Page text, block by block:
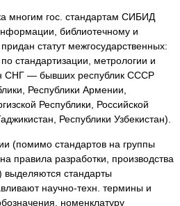
многим гос. стандартам СИБИД
библиотечному и
статут межгосударственных:
стандартизации, метрологии и
СНГ — бывших республик СССР
Республики Армении,
Республики, Российской
Республики Узбекистан).
(помимо стандартов на группы
правила разработки, производства
выделяются стандарты
научно-техн. термины и
номенклатуру